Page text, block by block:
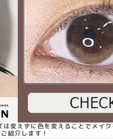
変えずに色を変えることでメイ
紹介します！